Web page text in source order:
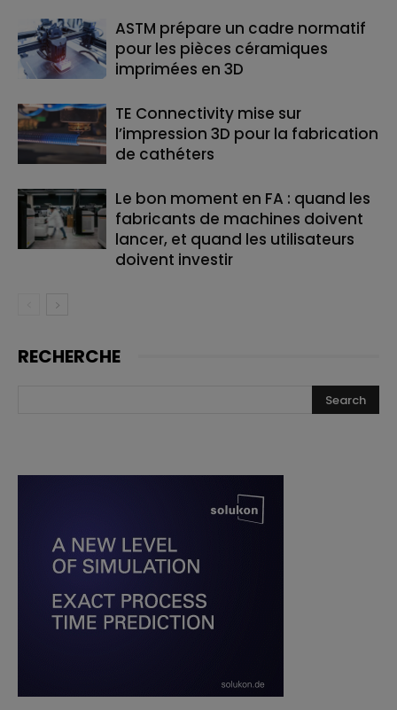
ASTM prépare un cadre normatif
pour les pièces céramiques
imprimées en 3D
TE Connectivity mise sur
l’impression 3D pour la fabrication
de cathéters
Le bon moment en FA : quand les
fabricants de machines doivent
lancer, et quand les utilisateurs
doivent investir
RECHERCHE